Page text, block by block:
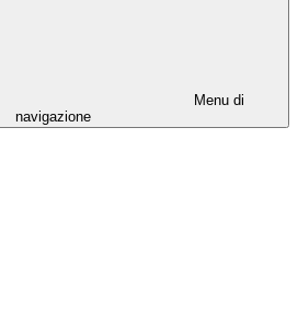
Menu di
navigazione